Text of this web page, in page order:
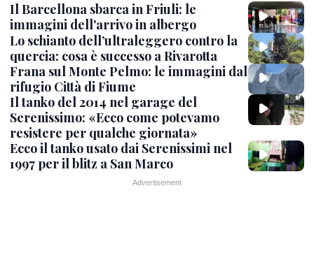
Il Barcellona sbarca in Friuli: le
immagini dell'arrivo in albergo
Lo schianto dell’ultraleggero contro la
quercia: cosa è successo a Rivarotta
Frana sul Monte Pelmo: le immagini dal
rifugio Città di Fiume
Il tanko del 2014 nel garage del
Serenissimo: «Ecco come potevamo
resistere per qualche giornata»
Ecco il tanko usato dai Serenissimi nel
1997 per il blitz a San Marco